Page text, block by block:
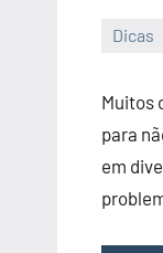
Dicas
Muitos
para
em